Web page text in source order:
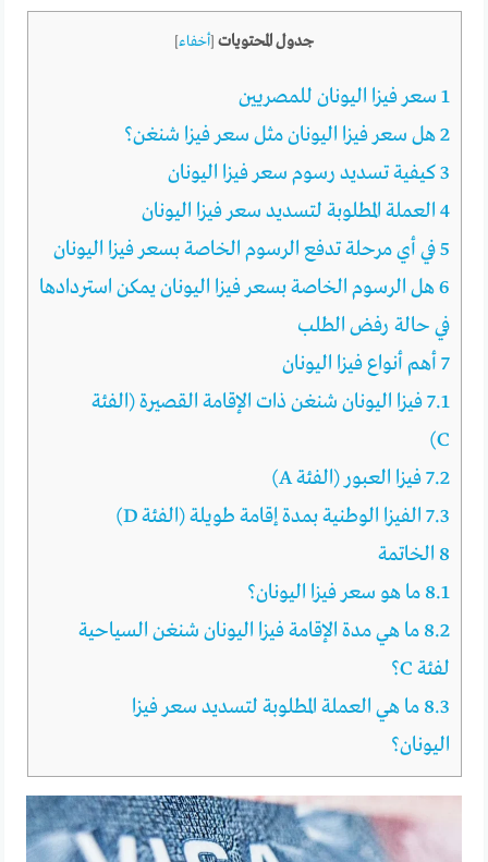
جدول المحتويات [أخفاء]
1 سعر فيزا اليونان للمصريين
2هل سعر فيزا اليونان مثل سعر فيزا شنغن؟
3كيفية تسديد رسوم سعر فيزا اليونان
4 العملة المطلوبة لتسديد سعر فيزا اليونان
5في أي مرحلة تدفع الرسوم الخاصة بسعر فيزا اليونان
6هل الرسوم الخاصة بسعر فيزا اليونان يمكن استردادها
في حالة رفض الطلب
7 أهم أنواع فيزا اليونان
7.1فيزا اليونان شنغن ذات الإقامة القصيرة (الفئة
C)
7.2فيزا العبور (الفئة A)
7.3 الفيزا الوطنية بمدة إقامة طويلة (الفئة D)
8 الخاتمة
8.1 ما هو سعر فيزا اليونان؟
8.2 ما هي مدة الإقامة فيزا اليونان شنغن السياحية
لفئة C؟
8.3 ما هي العملة المطلوبة لتسديد سعر فيزا
اليونان؟